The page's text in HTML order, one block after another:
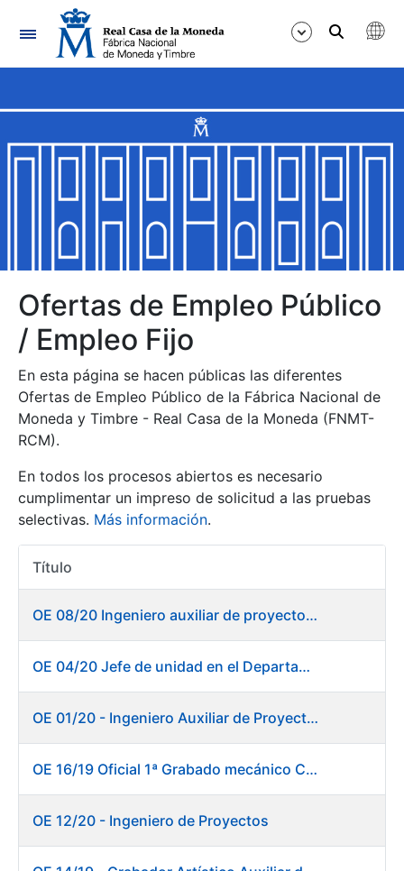
Navegación
Mostrar/Ocultar
Mostrar/Ocultar
Mostrar/Ocultar
Mostrar/Ocultar
Mostrar/Ocultar
Mostrar/Ocultar
Mostrar/Ocultar
Mostrar/Ocultar
Ofertas de Empleo Público
/ Empleo Fijo
En esta página se hacen públicas las diferentes
Ofertas de Empleo Público de la Fábrica Nacional de
Moneda y Timbre - Real Casa de la Moneda (FNMT-
RCM).
En todos los procesos abiertos es necesario
cumplimentar un impreso de solicitud a las pruebas
selectivas. Más información.
Título
OE 08/20 Ingeniero auxiliar de proyectos en el departamento de Fábrica de Papel - Burgos
OE 04/20 Jefe de unidad en el Departamento de Fábrica de Papel - Burgos
OE 01/20 - Ingeniero Auxiliar de Proyectos
OE 16/19 Oficial 1ª Grabado mecánico CAD
OE 12/20 - Ingeniero de Proyectos